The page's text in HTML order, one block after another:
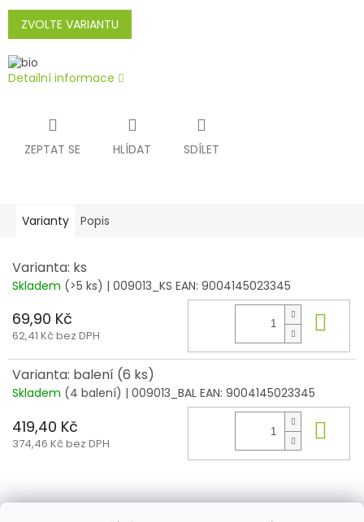
Měrná
cena:
ZVOLTE VARIANTU
Detailní informace
ZEPTAT SE HLÍDAT SDÍLET
Varianty Popis
Varianta: ks
Skladem (>5 ks) | 009013_KS EAN: 9004145023345
69,90 Kč
62,41 Kč bez DPH
Varianta: balení (6 ks)
Skladem (4 balení) | 009013_BAL EAN: 9004145023345
419,40 Kč
374,46 Kč bez DPH
Z